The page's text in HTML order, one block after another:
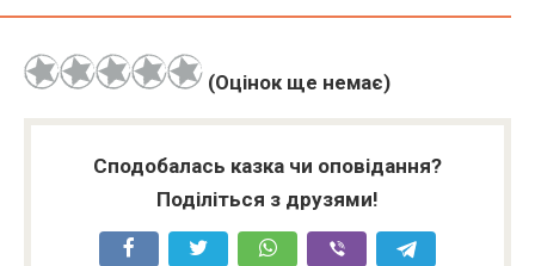
(Оцінок ще немає)
Сподобалась казка чи оповідання?
Поділіться з друзями!